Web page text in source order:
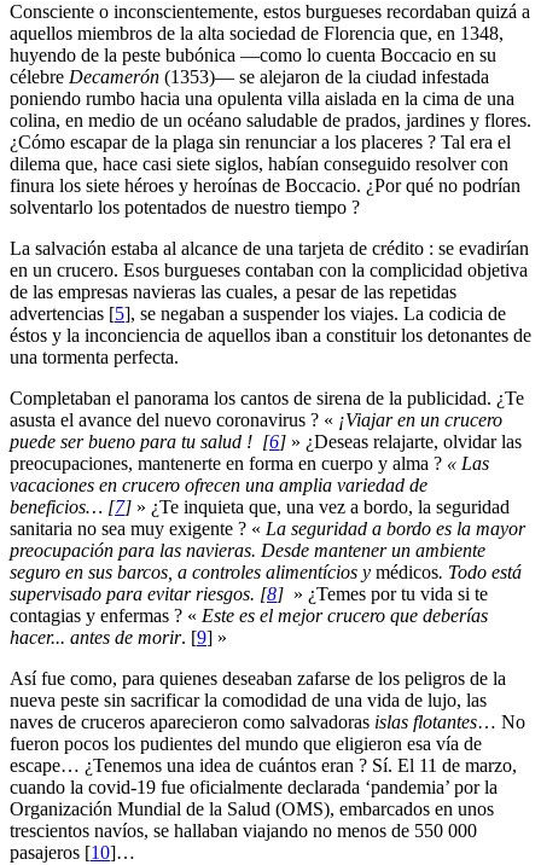
Consciente o inconscientemente, estos burgueses recordaban quizá a
aquellos miembros de la alta sociedad de Florencia que, en 1348,
huyendo de la peste bubónica —como lo cuenta Boccacio en su
célebre Decamerón (1353)— se alejaron de la ciudad infestada
poniendo rumbo hacia una opulenta villa aislada en la cima de una
colina, en medio de un océano saludable de prados, jardines y flores.
¿Cómo escapar de la plaga sin renunciar a los placeres ? Tal era el
dilema que, hace casi siete siglos, habían conseguido resolver con
finura los siete héroes y heroínas de Boccacio. ¿Por qué no podrían
solventarlo los potentados de nuestro tiempo ?
La salvación estaba al alcance de una tarjeta de crédito : se evadirían
en un crucero. Esos burgueses contaban con la complicidad objetiva
de las empresas navieras las cuales, a pesar de las repetidas
advertencias [5], se negaban a suspender los viajes. La codicia de
éstos y la inconciencia de aquellos iban a constituir los detonantes de
una tormenta perfecta.
Completaban el panorama los cantos de sirena de la publicidad. ¿Te
asusta el avance del nuevo coronavirus ? « ¡Viajar en un crucero
puede ser bueno para tu salud ! [6] » ¿Deseas relajarte, olvidar las
preocupaciones, mantenerte en forma en cuerpo y alma ? « Las
vacaciones en crucero ofrecen una amplia variedad de
beneficios… [7] » ¿Te inquieta que, una vez a bordo, la seguridad
sanitaria no sea muy exigente ? « La seguridad a bordo es la mayor
preocupación para las navieras. Desde mantener un ambiente
seguro en sus barcos, a controles alimentícios y médicos. Todo está
supervisado para evitar riesgos. [8] » ¿Temes por tu vida si te
contagias y enfermas ? « Este es el mejor crucero que deberías
hacer... antes de morir. [9] »
Así fue como, para quienes deseaban zafarse de los peligros de la
nueva peste sin sacrificar la comodidad de una vida de lujo, las
naves de cruceros aparecieron como salvadoras islas flotantes… No
fueron pocos los pudientes del mundo que eligieron esa vía de
escape… ¿Tenemos una idea de cuántos eran ? Sí. El 11 de marzo,
cuando la covid-19 fue oficialmente declarada ‘pandemia’ por la
Organización Mundial de la Salud (OMS), embarcados en unos
trescientos navíos, se hallaban viajando no menos de 550 000
pasajeros [10]…